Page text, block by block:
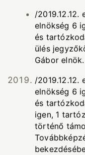
/2019.12.12.
elnökség 6
és
ülés
Gábor elnök.
/2019.12.12.
elnökség 6
és
igen, 1
történő